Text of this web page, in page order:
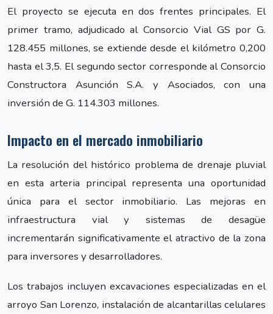
El proyecto se ejecuta en dos frentes principales. El
primer tramo, adjudicado al Consorcio Vial GS por G.
128.455 millones, se extiende desde el kilómetro 0,200
hasta el 3,5. El segundo sector corresponde al Consorcio
Constructora Asunción S.A. y Asociados, con una
inversión de G. 114.303 millones.
Impacto en el mercado inmobiliario
La resolución del histórico problema de drenaje pluvial
en esta arteria principal representa una oportunidad
única para el sector inmobiliario. Las mejoras en
infraestructura vial y sistemas de desagüe
incrementarán significativamente el atractivo de la zona
para inversores y desarrolladores.
Los trabajos incluyen excavaciones especializadas en el
arroyo San Lorenzo, instalación de alcantarillas celulares